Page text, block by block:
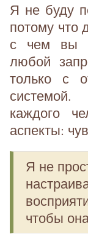
Я не буду
потому что
с чем вы
любой
только с
каждого
аспекты:
Я не
чтобы